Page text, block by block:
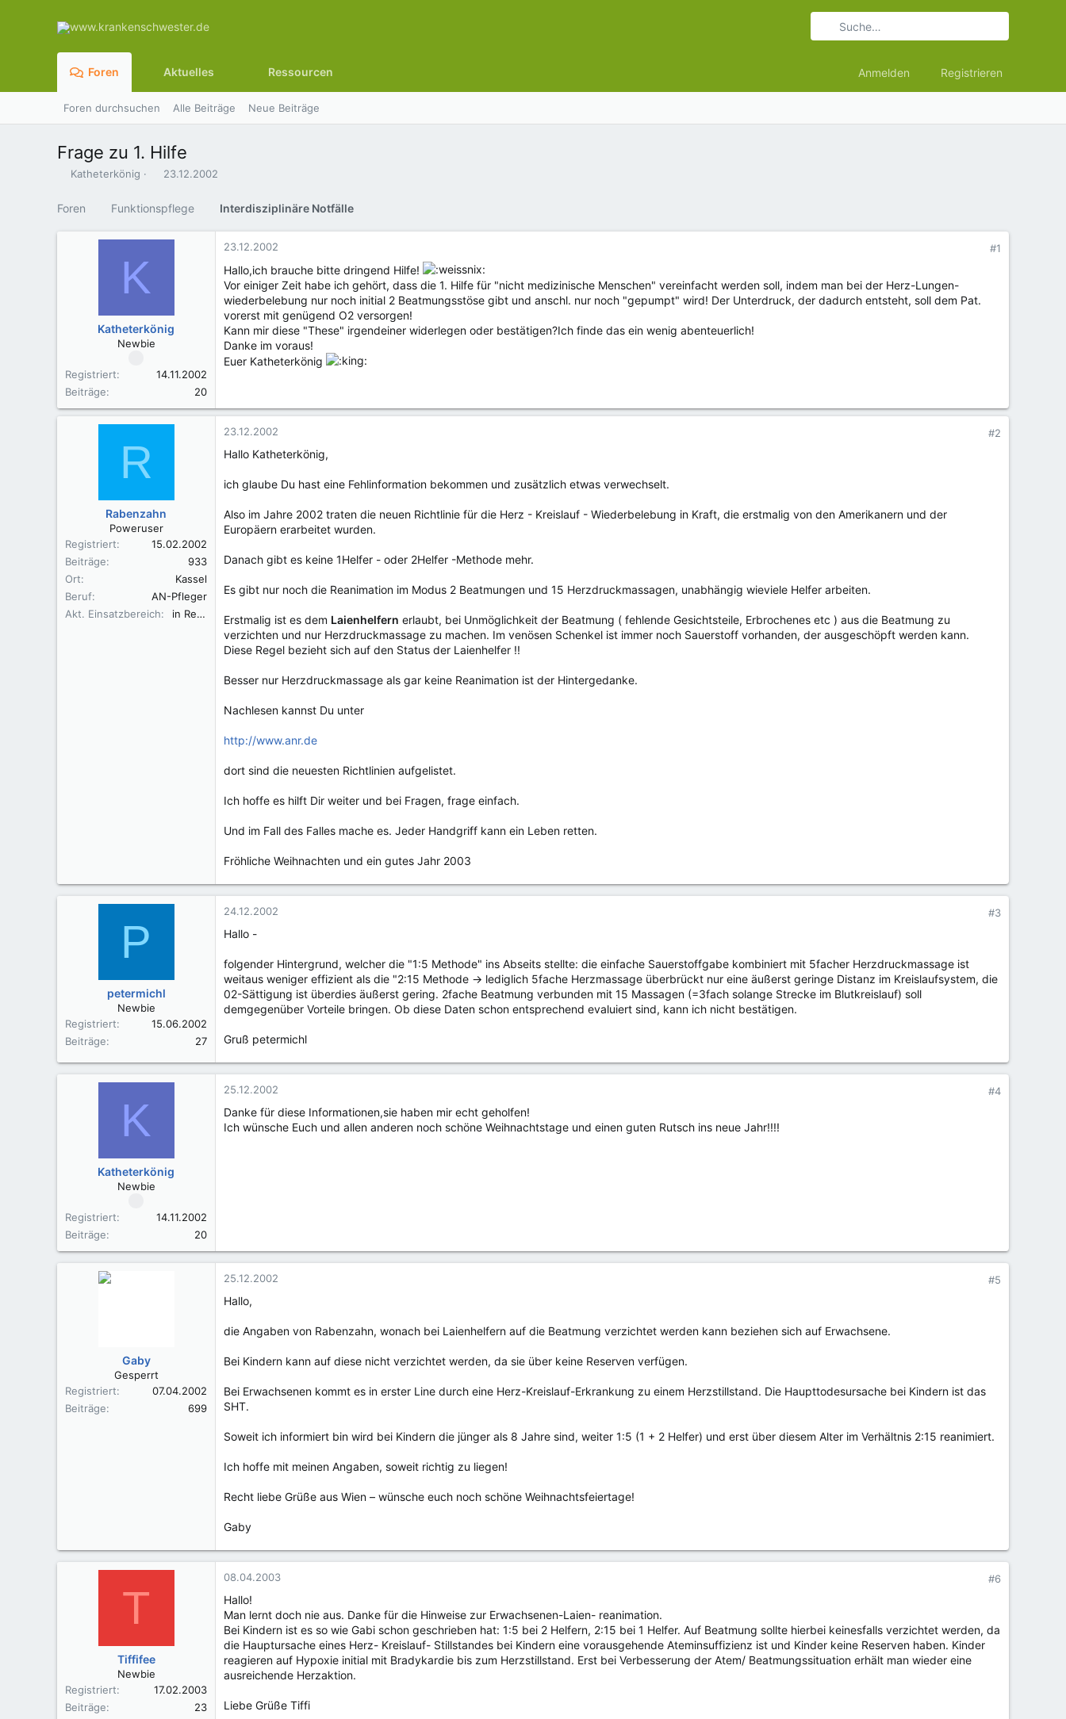
Foren Aktuelles Ressourcen Anmelden Registrieren
Foren durchsuchen Alle Beiträge Neue Beiträge
Frage zu 1. Hilfe
E
t
e
Katheterkönig
E
t
e
23.12.2002
Foren Funktionspflege Interdisziplinäre Notfälle
K
Katheterkönig
Newbie
Registriert
14.11.2002
Beiträge
20
23.12.2002 #1
Hallo,ich brauche bitte dringend Hilfe!
Vor einiger Zeit habe ich gehört, dass die 1. Hilfe für "nicht medizinische Menschen" vereinfacht werden soll, indem man bei der Herz-Lungen-
wiederbelebung nur noch initial 2 Beatmungsstöse gibt und anschl. nur noch "gepumpt" wird! Der Unterdruck, der dadurch entsteht, soll dem Pat.
vorerst mit genügend O2 versorgen!
Kann mir diese "These" irgendeiner widerlegen oder bestätigen?Ich finde das ein wenig abenteuerlich!
Danke im voraus!
Euer Katheterkönig
R
Rabenzahn
Poweruser
Registriert
15.02.2002
Beiträge
933
Ort
Kassel
Beruf
AN-Pfleger
Akt. Einsatzbereich
in Rente
23.12.2002 #2
Hallo Katheterkönig,
ich glaube Du hast eine Fehlinformation bekommen und zusätzlich etwas verwechselt.
Also im Jahre 2002 traten die neuen Richtlinie für die Herz - Kreislauf - Wiederbelebung in Kraft, die erstmalig von den Amerikanern und der
Europäern erarbeitet wurden.
Danach gibt es keine 1Helfer - oder 2Helfer -Methode mehr.
Es gibt nur noch die Reanimation im Modus 2 Beatmungen und 15 Herzdruckmassagen, unabhängig wieviele Helfer arbeiten.
Erstmalig ist es dem Laienhelfern erlaubt, bei Unmöglichkeit der Beatmung ( fehlende Gesichtsteile, Erbrochenes etc ) aus die Beatmung zu
verzichten und nur Herzdruckmassage zu machen. Im venösen Schenkel ist immer noch Sauerstoff vorhanden, der ausgeschöpft werden kann.
Diese Regel bezieht sich auf den Status der Laienhelfer !!
Besser nur Herzdruckmassage als gar keine Reanimation ist der Hintergedanke.
Nachlesen kannst Du unter
http://www.anr.de
dort sind die neuesten Richtlinien aufgelistet.
Ich hoffe es hilft Dir weiter und bei Fragen, frage einfach.
Und im Fall des Falles mache es. Jeder Handgriff kann ein Leben retten.
Fröhliche Weihnachten und ein gutes Jahr 2003
P
petermichl
Newbie
Registriert
15.06.2002
Beiträge
27
24.12.2002 #3
Hallo -
folgender Hintergrund, welcher die "1:5 Methode" ins Abseits stellte: die einfache Sauerstoffgabe kombiniert mit 5facher Herzdruckmassage ist
weitaus weniger effizient als die "2:15 Methode -> lediglich 5fache Herzmassage überbrückt nur eine äußerst geringe Distanz im Kreislaufsystem, die
02-Sättigung ist überdies äußerst gering. 2fache Beatmung verbunden mit 15 Massagen (=3fach solange Strecke im Blutkreislauf) soll
demgegenüber Vorteile bringen. Ob diese Daten schon entsprechend evaluiert sind, kann ich nicht bestätigen.
Gruß petermichl
K
Katheterkönig
Newbie
Registriert
14.11.2002
Beiträge
20
25.12.2002 #4
Danke für diese Informationen,sie haben mir echt geholfen!
Ich wünsche Euch und allen anderen noch schöne Weihnachtstage und einen guten Rutsch ins neue Jahr!!!!
Gaby
Gesperrt
Registriert
07.04.2002
Beiträge
699
25.12.2002 #5
Hallo,
die Angaben von Rabenzahn, wonach bei Laienhelfern auf die Beatmung verzichtet werden kann beziehen sich auf Erwachsene.
Bei Kindern kann auf diese nicht verzichtet werden, da sie über keine Reserven verfügen.
Bei Erwachsenen kommt es in erster Line durch eine Herz-Kreislauf-Erkrankung zu einem Herzstillstand. Die Haupttodesursache bei Kindern ist das
SHT.
Soweit ich informiert bin wird bei Kindern die jünger als 8 Jahre sind, weiter 1:5 (1 + 2 Helfer) und erst über diesem Alter im Verhältnis 2:15 reanimiert.
Ich hoffe mit meinen Angaben, soweit richtig zu liegen!
Recht liebe Grüße aus Wien – wünsche euch noch schöne Weihnachtsfeiertage!
Gaby
T
Tiffifee
Newbie
Registriert
17.02.2003
Beiträge
23
08.04.2003 #6
Hallo!
Man lernt doch nie aus. Danke für die Hinweise zur Erwachsenen-Laien- reanimation.
Bei Kindern ist es so wie Gabi schon geschrieben hat: 1:5 bei 2 Helfern, 2:15 bei 1 Helfer. Auf Beatmung sollte hierbei keinesfalls verzichtet werden, da
die Hauptursache eines Herz- Kreislauf- Stillstandes bei Kindern eine vorausgehende Ateminsuffizienz ist und Kinder keine Reserven haben. Kinder
reagieren auf Hypoxie initial mit Bradykardie bis zum Herzstillstand. Erst bei Verbesserung der Atem/ Beatmungssituation erhält man wieder eine
ausreichende Herzaktion.
Liebe Grüße Tiffi